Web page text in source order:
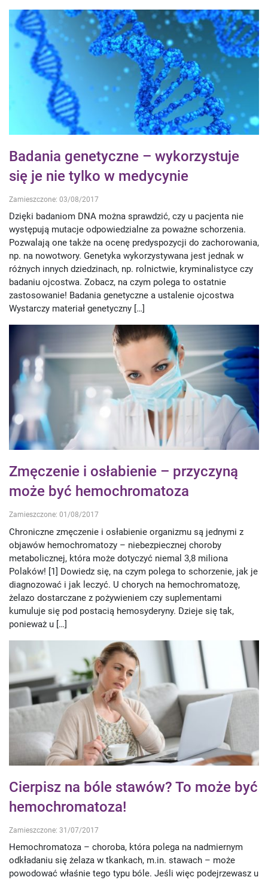
Badania genetyczne – wykorzystuje
się je nie tylko w medycynie
Zamieszczone: 03/08/2017
Dzięki badaniom DNA można sprawdzić, czy u pacjenta nie
występują mutacje odpowiedzialne za poważne schorzenia.
Pozwalają one także na ocenę predyspozycji do zachorowania,
np. na nowotwory. Genetyka wykorzystywana jest jednak w
różnych innych dziedzinach, np. rolnictwie, kryminalistyce czy
badaniu ojcostwa. Zobacz, na czym polega to ostatnie
zastosowanie! Badania genetyczne a ustalenie ojcostwa
Wystarczy materiał genetyczny […]
Zmęczenie i osłabienie – przyczyną
może być hemochromatoza
Zamieszczone: 01/08/2017
Chroniczne zmęczenie i osłabienie organizmu są jednymi z
objawów hemochromatozy – niebezpiecznej choroby
metabolicznej, która może dotyczyć niemal 3,8 miliona
Polaków! [1] Dowiedz się, na czym polega to schorzenie, jak je
diagnozować i jak leczyć. U chorych na hemochromatozę,
żelazo dostarczane z pożywieniem czy suplementami
kumuluje się pod postacią hemosyderyny. Dzieje się tak,
ponieważ u […]
Cierpisz na bóle stawów? To może być
hemochromatoza!
Zamieszczone: 31/07/2017
Hemochromatoza – choroba, która polega na nadmiernym
odkładaniu się żelaza w tkankach, m.in. stawach – może
powodować właśnie tego typu bóle. Jeśli więc podejrzewasz u